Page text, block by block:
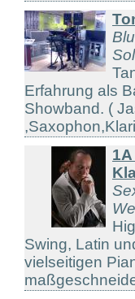
Erfahrung als
Showband. (
Swing, Latin
vielseitigen